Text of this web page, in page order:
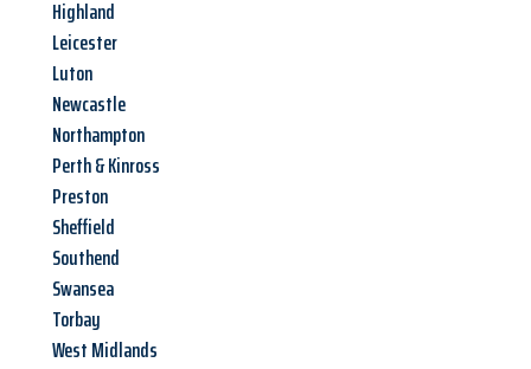
Highland
Leicester
Luton
Newcastle
Northampton
Perth & Kinross
Preston
Sheffield
Southend
Swansea
Torbay
West Midlands